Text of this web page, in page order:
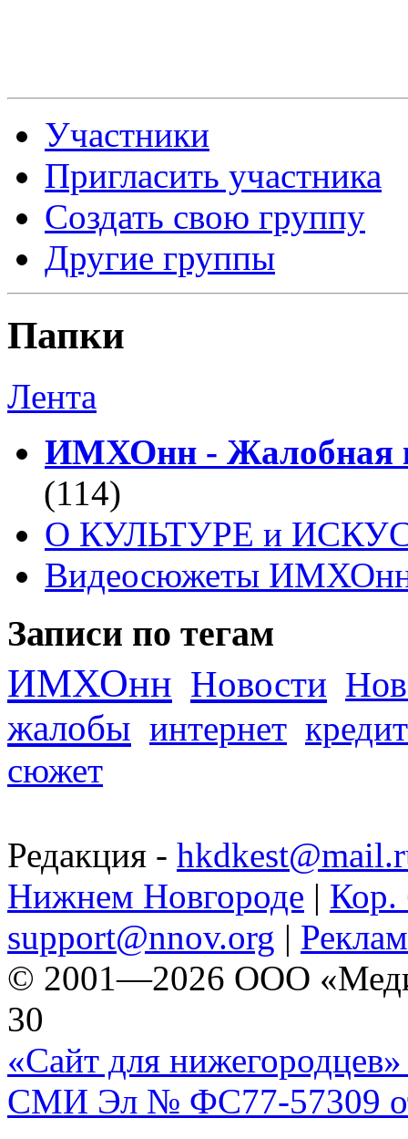
Участники
Пригласить участника
Создать свою группу
Другие группы
Папки
Лента
ИМХОнн - Жалобная
(114)
О КУЛЬТУРЕ и
Видеосюжеты
Записи по тегам
ИМХОнн Новости
жалобы интернет кредит
сюжет
Редакция -
Нижнем Новгороде | Кор.
support@nnov.org |
© 2001—2026 ООО
30
«Сайт для нижегородцев»
СМИ Эл № ФС77-57309